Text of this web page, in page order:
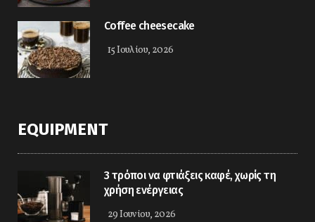
Coffee cheesecake
15 Ιουλίου, 2026
EQUIPMENT
3 τρόποι να φτιάξεις καφέ, χωρίς τη
χρήση ενέργειας
29 Ιουνίου, 2026